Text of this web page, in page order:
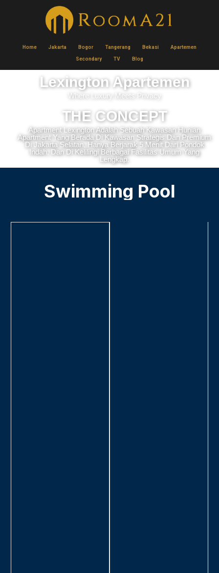
Home Jakarta Bogor Tangerang Bekasi Apartemen
Secondary TV Blog
Lexington Apartemen
Where Luxury Meets Privacy
THE CONCEPT
Apartment Lexington Adalah Sebuah Kawasan Hunian
Apartment Yang Berada Di Kawasan Strategis Dan Premium
Di Jakarta Selatan, Hanya Berjarak 5 Menit Dari Pondok
Indah, Dan Di Kelilingi Berbagai Fasilitas Umum Yang
Lengkap.
Swimming Pool